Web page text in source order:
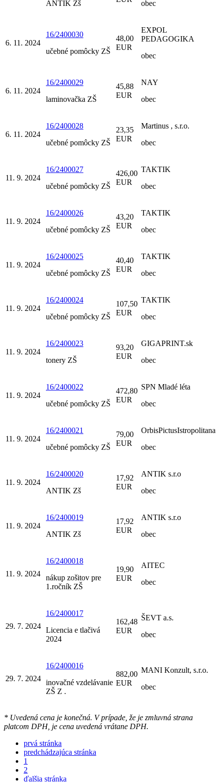
ANTIK Zš
obec
6. 11. 2024
16/2400030
učebné pomôcky ZŠ
48,00
EUR
EXPOL
PEDAGOGIKA
obec
6. 11. 2024
16/2400029
laminovačka ZŠ
45,88
EUR
NAY
obec
6. 11. 2024
16/2400028
učebné pomôcky ZŠ
23,35
EUR
Martinus , s.r.o.
obec
11. 9. 2024
16/2400027
učebné pomôcky ZŠ
426,00
EUR
TAKTIK
obec
11. 9. 2024
16/2400026
učebné pomôcky ZŠ
43,20
EUR
TAKTIK
obec
11. 9. 2024
16/2400025
učebné pomôcky ZŠ
40,40
EUR
TAKTIK
obec
11. 9. 2024
16/2400024
učebné pomôcky ZŠ
107,50
EUR
TAKTIK
obec
11. 9. 2024
16/2400023
tonery ZŠ
93,20
EUR
GIGAPRINT.sk
obec
11. 9. 2024
16/2400022
učebné pomôcky ZŠ
472,80
EUR
SPN Mladé léta
obec
11. 9. 2024
16/2400021
učebné pomôcky ZŠ
79,00
EUR
OrbisPictusIstropolitana
obec
11. 9. 2024
16/2400020
ANTIK Zš
17,92
EUR
ANTIK s.r.o
obec
11. 9. 2024
16/2400019
ANTIK Zš
17,92
EUR
ANTIK s.r.o
obec
11. 9. 2024
16/2400018
nákup zošitov pre
1.ročník ZŠ
19,90
EUR
AITEC
obec
29. 7. 2024
16/2400017
Licencia e tlačivá
2024
162,48
EUR
ŠEVT a.s.
obec
29. 7. 2024
16/2400016
inovačné vzdelávanie
ZŠ Z .
882,00
EUR
MANI Konzult, s.r.o.
obec
* Uvedená cena je konečná. V prípade, že je zmluvná strana
platcom DPH, je cena uvedená vrátane DPH.
prvá stránka
predchádzajúca stránka
1
2
ďalšia stránka